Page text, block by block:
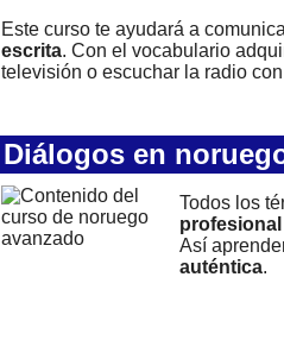
Este curso te ayudará a
escrita. Con el vocabulario
televisión o escuchar la radio
Diálogos en
Todos los
Así
auténtica.